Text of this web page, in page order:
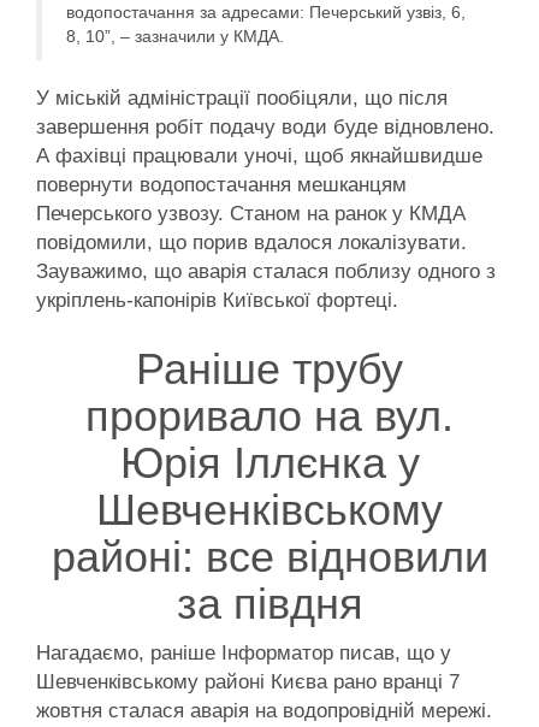
водопостачання за адресами: Печерський узвіз, 6,
8, 10”, – зазначили у КМДА.
У міській адміністрації пообіцяли, що після
завершення робіт подачу води буде відновлено.
А фахівці працювали уночі, щоб якнайшвидше
повернути водопостачання мешканцям
Печерського узвозу. Станом на ранок у КМДА
повідомили, що порив вдалося локалізувати.
Зауважимо, що аварія сталася поблизу одного з
укріплень-капонірів Київської фортеці.
Раніше трубу
проривало на вул.
Юрія Іллєнка у
Шевченківському
районі: все відновили
за півдня
Нагадаємо, раніше Інформатор писав, що у
Шевченківському районі Києва рано вранці 7
жовтня сталася аварія на водопровідній мережі.